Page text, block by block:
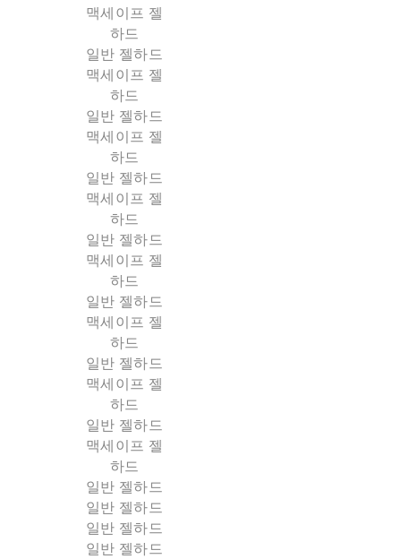
맥세이프 젤
하드
일반 젤하드
맥세이프 젤
하드
일반 젤하드
맥세이프 젤
하드
일반 젤하드
맥세이프 젤
하드
일반 젤하드
맥세이프 젤
하드
일반 젤하드
맥세이프 젤
하드
일반 젤하드
맥세이프 젤
하드
일반 젤하드
맥세이프 젤
하드
일반 젤하드
일반 젤하드
일반 젤하드
일반 젤하드